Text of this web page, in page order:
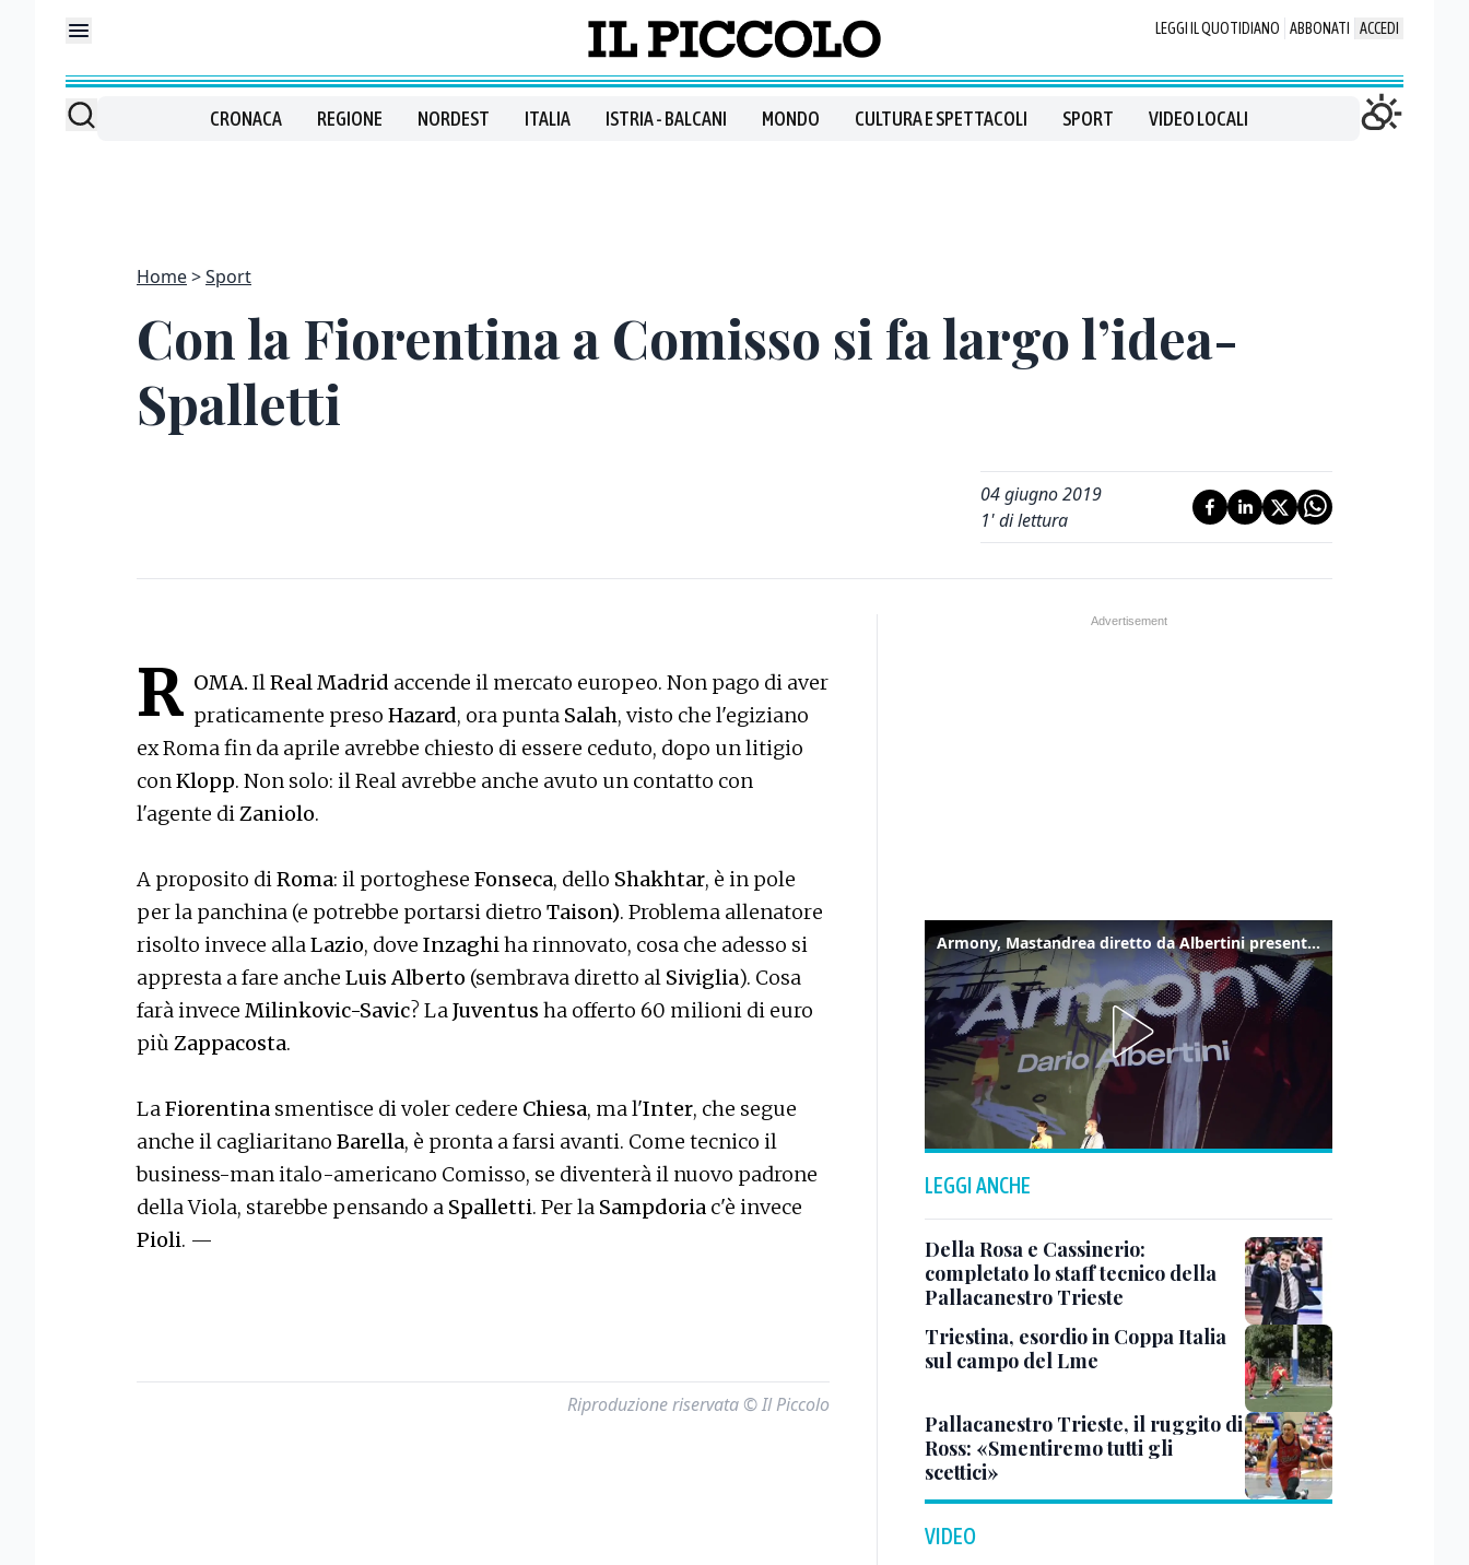
LEGGI IL QUOTIDIANO ABBONATI ACCEDI
CRONACA REGIONE NORDEST ITALIA ISTRIA - BALCANI MONDO CULTURA E SPETTACOLI SPORT VIDEO LOCALI
Home Sport
Con la Fiorentina a Comisso si fa largo l’idea-
Spalletti
04 giugno 2019
1' di lettura
R OMA. IlReal Madrid accende il mercato europeo. Non pago di aver
praticamente preso Hazard, ora punta Salah, visto che l'egiziano
ex Roma fin da aprile avrebbe chiesto di essere ceduto, dopo un litigio
conKlopp. Non solo: il Real avrebbe anche avuto un contatto con
l'agente diZaniolo.
A proposito diRoma: il portoghese Fonseca, dello Shakhtar, è in pole
per la panchina (e potrebbe portarsi dietro Taison). Problema allenatore
risolto invece allaLazio, dove Inzaghiha rinnovato, cosa che adesso si
appresta a fare anche Luis Alberto (sembrava diretto al Siviglia). Cosa
farà invece Milinkovic-Savic? LaJuventus ha offerto 60 milioni di euro
più Zappacosta.
LaFiorentina smentisce di voler cedere Chiesa, ma l'Inter, che segue
anche il cagliaritano Barella, è pronta a farsi avanti. Come tecnico il
business-man italo-americano Comisso, se diventerà il nuovo padrone
della Viola, starebbe pensando a Spalletti. Per la Sampdoria c'è invece
Pioli. —
Riproduzione riservata © Il Piccolo
Armony, Mastandrea diretto da Albertini presenta la sua famiglia diversa ma felice
LEGGI ANCHE
Della Rosa e Cassinerio:
completato lo staff tecnico della
Pallacanestro Trieste
Triestina, esordio in Coppa Italia
sul campo del Lme
Pallacanestro Trieste, il ruggito di
Ross: «Smentiremo tutti gli
scettici»
VIDEO